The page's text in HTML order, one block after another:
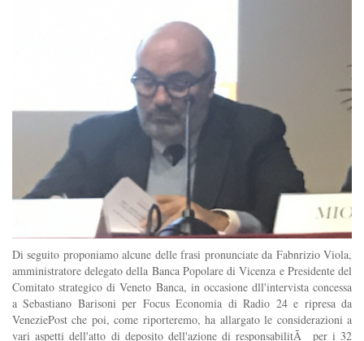
Di seguito proponiamo alcune delle frasi pronunciate da Fabnrizio Viola,
amministratore delegato della Banca Popolare di Vicenza e Presidente del
Comitato strategico di Veneto Banca, in occasione dll'intervista concessa
a Sebastiano Barisoni per Focus Economia di Radio 24 e ripresa da
VeneziePost che poi, come riporteremo, ha allargato le considerazioni a
vari aspetti dell'atto di deposito dell'azione di responsabilitÃ per i 32